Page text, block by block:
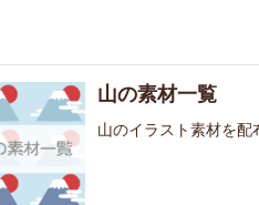
山の素材一覧
山のイラスト素材を配